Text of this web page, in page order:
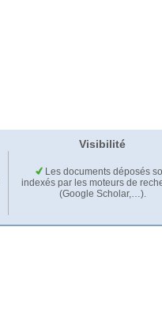
Visibilité
Les documents déposés
indexés par les moteurs de
(Google Scholar,…).